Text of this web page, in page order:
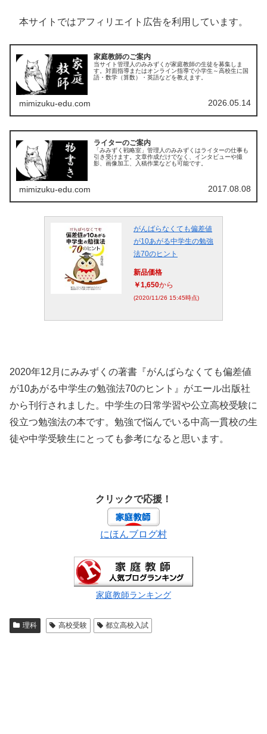
本サイトではアフィリエイト広告を利用しています。
家庭教師のご案内
当サイト管理人のみみずくが家庭教師の生徒を募集しま
す。対面指導またはオンライン指導で小学生～高校生に国
語・数学（算数）・英語などを教えます。
mimizuku-edu.com 2026.05.14
ライターのご案内
「みみずく戦略室」管理人のみみずくはライターの仕事も
引き受けます。文章作成だけでなく、インタビューや撮
影、画像加工、入稿作業なども可能です。
mimizuku-edu.com 2017.08.08
がんばらなくても偏差値
が10あがる中学生の勉強
法70のヒント
新品価格
￥1,650から
(2020/11/26 15:45時点)
2020年12月にみみずくの著書『がんばらなくても偏差値
が10あがる中学生の勉強法70のヒント』がエール出版社
から刊行されました。中学生の日常学習や公立高校受験に
役立つ勉強法の本です。勉強で悩んでいる中高一貫校の生
徒や中学受験生にとっても参考になると思います。
クリックで応援！
にほんブログ村
家庭教師ランキング
理科 高校受験 都立高校入試